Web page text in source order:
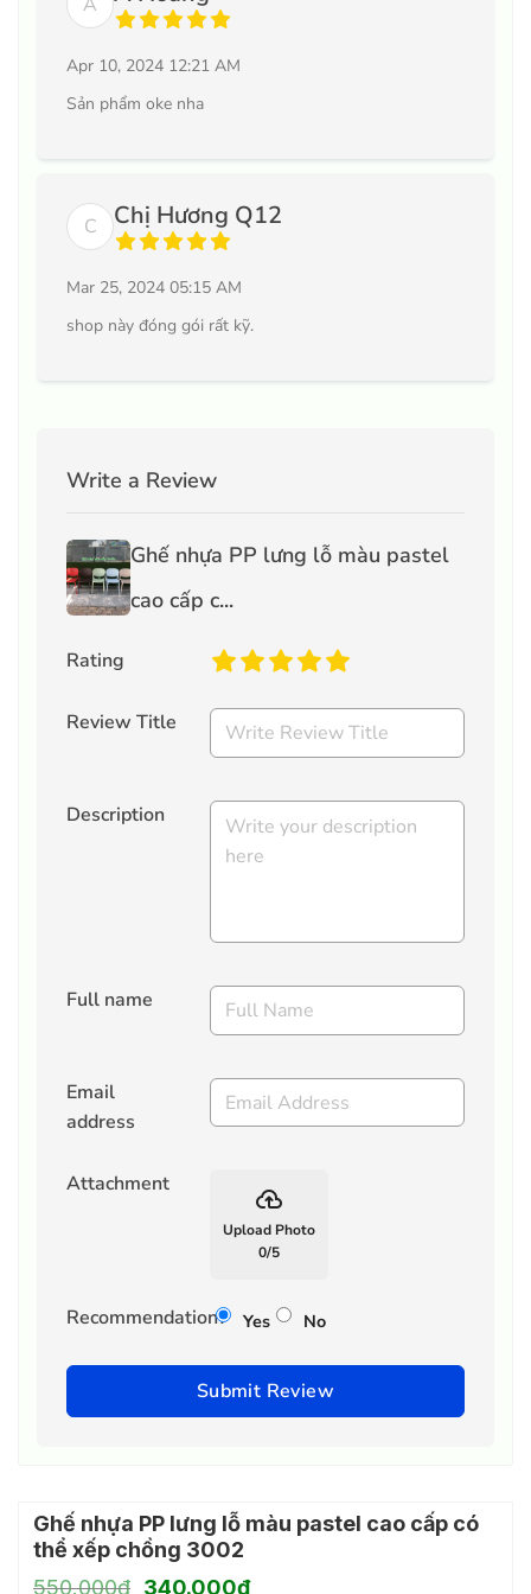
Apr 10, 2024 12:21 AM
Sản phẩm oke nha
C Chị Hương Q12
Mar 25, 2024 05:15 AM
shop này đóng gói rất kỹ.
Write a Review
Ghế nhựa PP lưng lỗ màu pastel
cao cấp c...
Rating
Review Title
Description
Full name
Email
address
Attachment backup
Upload Photo
0/5
Recommendation? Yes No
Submit Review
Ghế nhựa PP lưng lỗ màu pastel cao cấp có
thể xếp chồng 3002
550.000₫ Giá
340.000₫Giá